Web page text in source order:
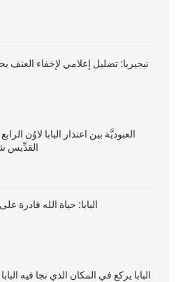
نيجيريا: تضليل إعلامي لإخفاء العنف
العبوديَّة بين اعتذار البابا لاوُن
القدِّيس
البابا: حياة الله قادرة
البابا يركع في المكان الذي نجا فيه